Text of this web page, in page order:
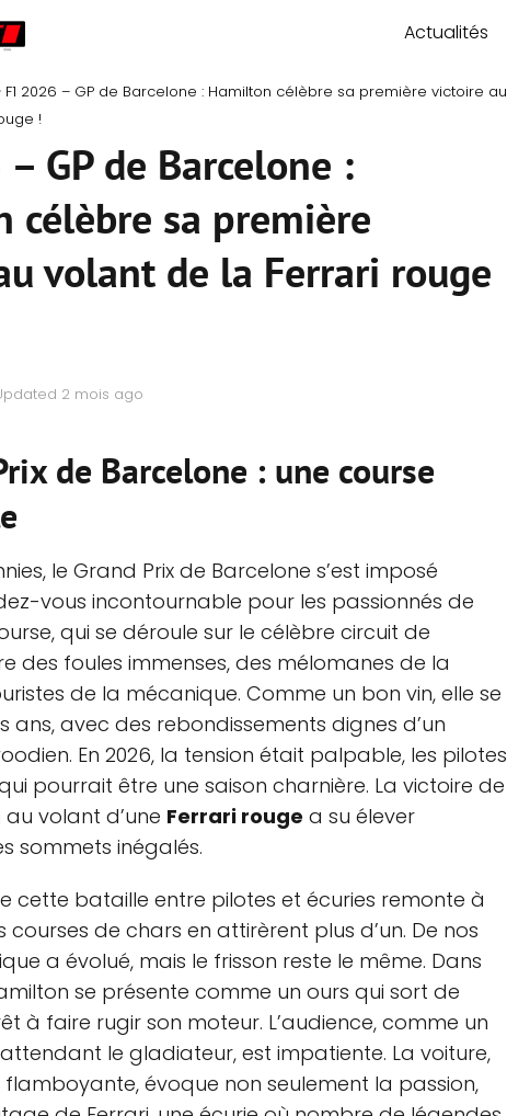
Actualités
F1 2026 – GP de Barcelone : Hamilton célèbre sa première victoire au
!
GP de Barcelone :
célèbre sa première
volant de la Ferrari rouge
2 mois ago
de Barcelone : une course
le Grand Prix de Barcelone s’est imposé
vous incontournable pour les passionnés de
qui se déroule sur le célèbre circuit de
des foules immenses, des mélomanes de la
de la mécanique. Comme un bon vin, elle se
ans, avec des rebondissements dignes d’un
En 2026, la tension était palpable, les pilotes
pourrait être une saison charnière. La victoire de
au volant d’une Ferrari rouge a su élever
sommets inégalés.
cette bataille entre pilotes et écuries remonte à
courses de chars en attirèrent plus d’un. De nos
a évolué, mais le frisson reste le même. Dans
se présente comme un ours qui sort de
à faire rugir son moteur. L’audience, comme un
le gladiateur, est impatiente. La voiture,
évoque non seulement la passion,